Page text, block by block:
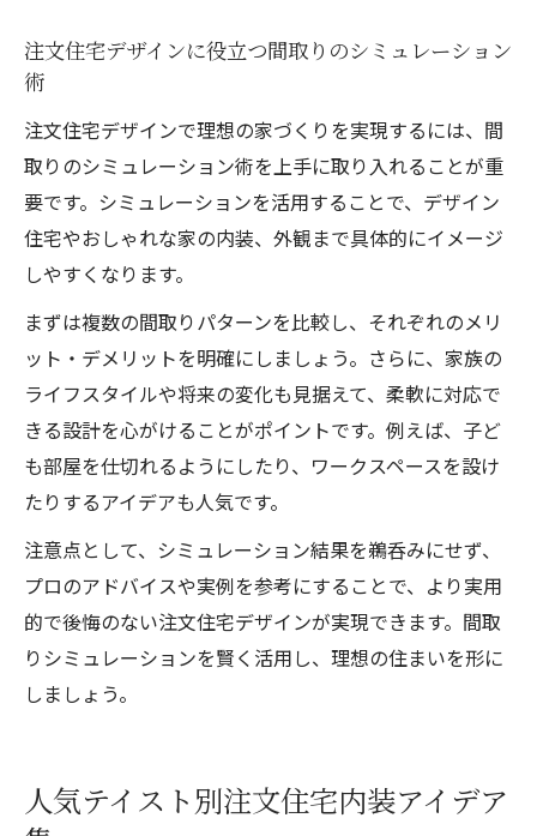
注文住宅デザインに役立つ間取りのシミュレーション
術
注文住宅デザインで理想の家づくりを実現するには、間
取りのシミュレーション術を上手に取り入れることが重
要です。シミュレーションを活用することで、デザイン
住宅やおしゃれな家の内装、外観まで具体的にイメージ
しやすくなります。
まずは複数の間取りパターンを比較し、それぞれのメリ
ット・デメリットを明確にしましょう。さらに、家族の
ライフスタイルや将来の変化も見据えて、柔軟に対応で
きる設計を心がけることがポイントです。例えば、子ど
も部屋を仕切れるようにしたり、ワークスペースを設け
たりするアイデアも人気です。
注意点として、シミュレーション結果を鵜呑みにせず、
プロのアドバイスや実例を参考にすることで、より実用
的で後悔のない注文住宅デザインが実現できます。間取
りシミュレーションを賢く活用し、理想の住まいを形に
しましょう。
人気テイスト別注文住宅内装アイデア